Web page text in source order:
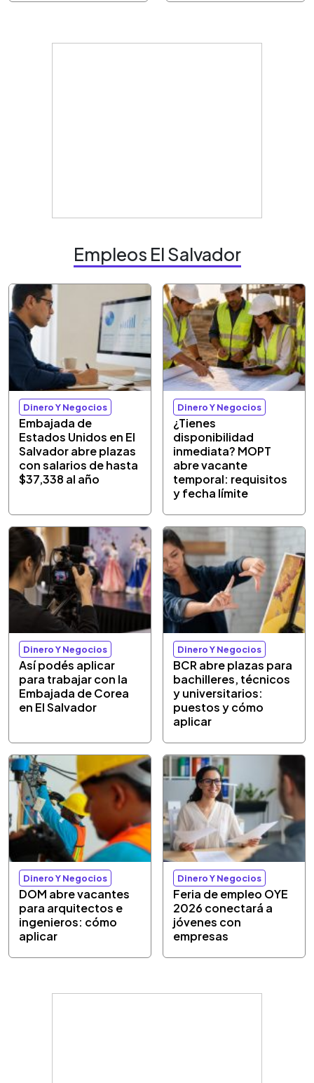
Empleos El Salvador
Dinero Y Negocios
Embajada de
Estados Unidos en El
Salvador abre plazas
con salarios de hasta
$37,338 al año
Dinero Y Negocios
¿Tienes
disponibilidad
inmediata? MOPT
abre vacante
temporal: requisitos
y fecha límite
Dinero Y Negocios
Así podés aplicar
para trabajar con la
Embajada de Corea
en El Salvador
Dinero Y Negocios
BCR abre plazas para
bachilleres, técnicos
y universitarios:
puestos y cómo
aplicar
Dinero Y Negocios
DOM abre vacantes
para arquitectos e
ingenieros: cómo
aplicar
Dinero Y Negocios
Feria de empleo OYE
2026 conectará a
jóvenes con
empresas